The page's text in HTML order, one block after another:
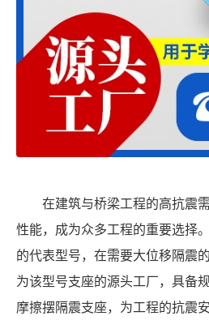
在建筑与桥梁工程的高抗震
性能，成为众多工程的重要选择
的代表型号，在需要大位移隔震
为该型号支座的源头工厂，具备
摩擦摆隔震支座，为工程的抗震